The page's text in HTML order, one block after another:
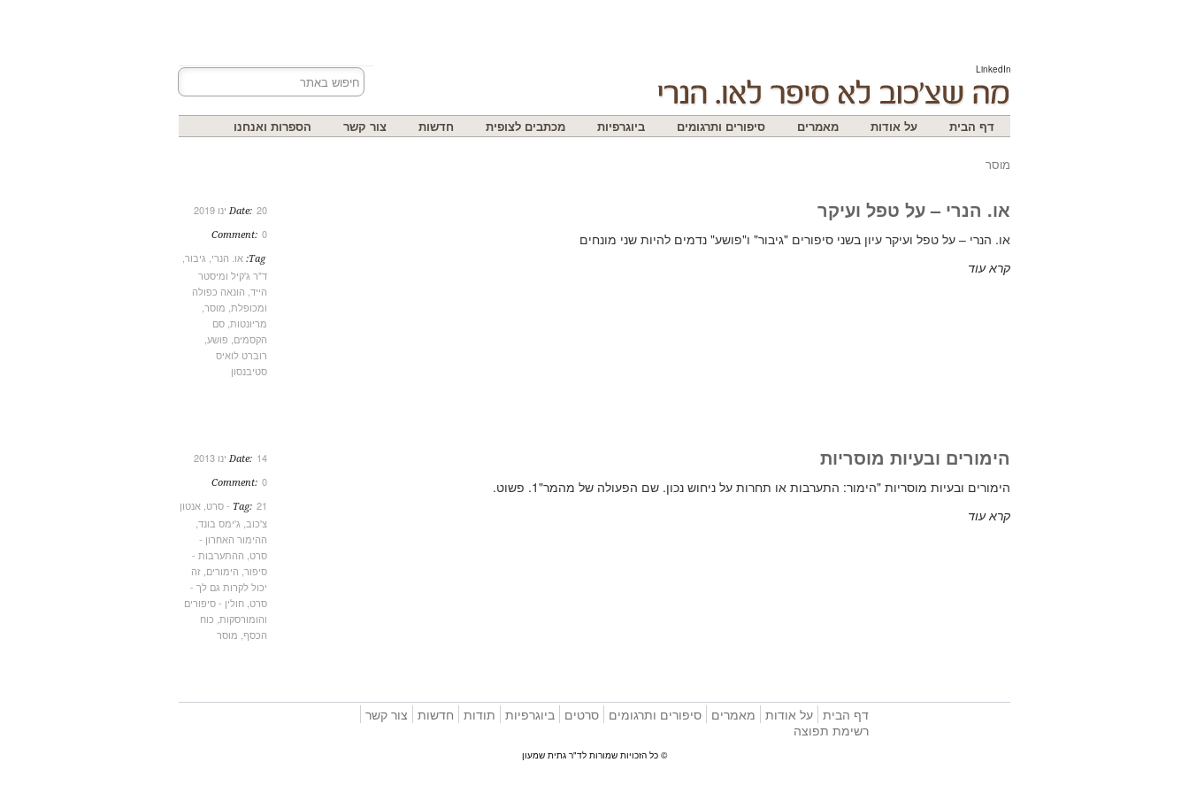
LinkedIn
דף הבית על אודות מאמרים סיפורים ותרגומים ביוגרפיות מכתבים לצופית חדשות צור קשר הספרות ואנחנו
מוסר
Date: 20 ינו 2019
Comment: 0
Tag: או. הנרי גיבור
ד"ר ג'קיל ומיסטר
הייד הונאה כפולה
ומכופלת מוסר
מריונטות סם
הקסמים פושע
רוברט לואיס
סטיבנסון
או. הנרי – על טפל ועיקר
או. הנרי – על טפל ועיקר עיון בשני סיפורים "גיבור" ו"פושע" נדמים להיות שני מונחים
קרא עוד
Date: 14 ינו 2013
Comment: 0
Tag: 21 - סרט
אנטון
צ'כוב ג'ימס בונד
ההימור האחרון -
סרט ההתערבות -
סיפור הימורים זה
יכול לקרות גם לך -
סרט חולין - סיפורים
והומורסקות כוח
הכסף מוסר
הימורים ובעיות מוסריות
הימורים ובעיות מוסריות "הימור: התערבות או תחרות על ניחוש נכון. שם הפעולה של מהמר"1. פשוט.
קרא עוד
דף הבית על אודות מאמרים סיפורים ותרגומים סרטים ביוגרפיות תודות חדשות צור קשר
רשימת תפוצה
© כל הזכויות שמורות לד"ר גתית שמעון